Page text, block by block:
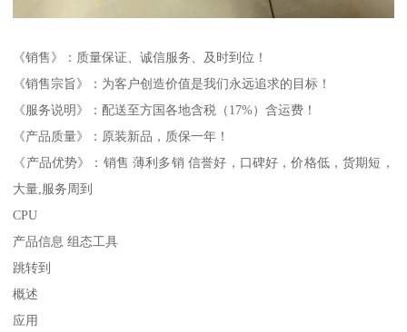
《销售》：质量保证、诚信服务、及时到位！
《销售宗旨》：为客户创造价值是我们永远追求的目标！
《服务说明》：配送至方国各地含税（17%）含运费！
《产品质量》：原装新品，质保一年！
《产品优势》：销售 薄利多销 信誉好，口碑好，价格低，货期短，
大量,服务周到
CPU
产品信息 组态工具
跳转到
概述
应用